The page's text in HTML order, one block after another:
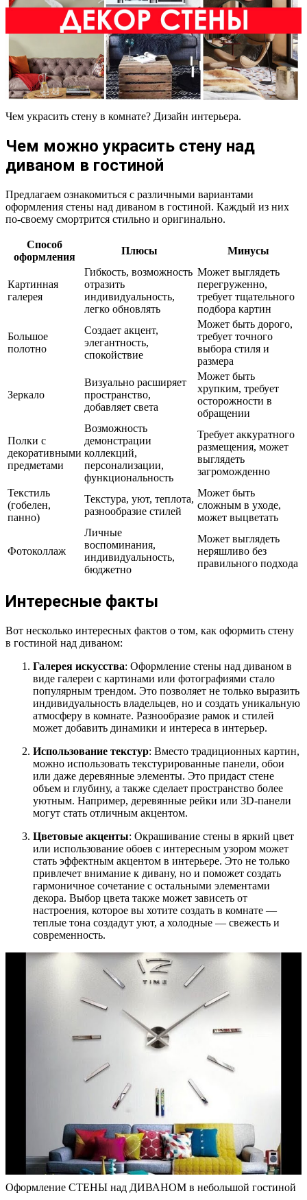
Чем украсить стену в комнате? Дизайн интерьера.
Чем можно украсить стену над
диваном в гостиной
Предлагаем ознакомиться с различными вариантами
оформления стены над диваном в гостиной. Каждый из них
по-своему смортрится стильно и оригинально.
Способ
оформления
Плюсы Минусы
Картинная
галерея
Гибкость, возможность
отразить
индивидуальность,
легко обновлять
Может выглядеть
перегруженно,
требует тщательного
подбора картин
Большое
полотно
Создает акцент,
элегантность,
спокойствие
Может быть дорого,
требует точного
выбора стиля и
размера
Зеркало
Визуально расширяет
пространство,
добавляет света
Может быть
хрупким, требует
осторожности в
обращении
Полки с
декоративными
предметами
Возможность
демонстрации
коллекций,
персонализации,
функциональность
Требует аккуратного
размещения, может
выглядеть
загроможденно
Текстиль
(гобелен,
панно)
Текстура, уют, теплота,
разнообразие стилей
Может быть
сложным в уходе,
может выцветать
Фотоколлаж
Личные
воспоминания,
индивидуальность,
бюджетно
Может выглядеть
неряшливо без
правильного подхода
Интересные факты
Вот несколько интересных фактов о том, как оформить стену
в гостиной над диваном:
Галерея искусства: Оформление стены над диваном в
виде галереи с картинами или фотографиями стало
популярным трендом. Это позволяет не только выразить
индивидуальность владельцев, но и создать уникальную
атмосферу в комнате. Разнообразие рамок и стилей
может добавить динамики и интереса в интерьер.
Использование текстур: Вместо традиционных картин,
можно использовать текстурированные панели, обои
или даже деревянные элементы. Это придаст стене
объем и глубину, а также сделает пространство более
уютным. Например, деревянные рейки или 3D-панели
могут стать отличным акцентом.
Цветовые акценты: Окрашивание стены в яркий цвет
или использование обоев с интересным узором может
стать эффектным акцентом в интерьере. Это не только
привлечет внимание к дивану, но и поможет создать
гармоничное сочетание с остальными элементами
декора. Выбор цвета также может зависеть от
настроения, которое вы хотите создать в комнате —
теплые тона создадут уют, а холодные — свежесть и
современность.
Оформление СТЕНЫ над ДИВАНОМ в небольшой гостиной